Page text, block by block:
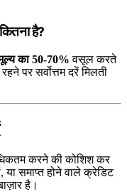
है?
का 50-70% वसूल करते
पर सर्वोत्तम दरें मिलती
करने की कोशिश कर
या समाप्त होने वाले क्रेडिट
है।